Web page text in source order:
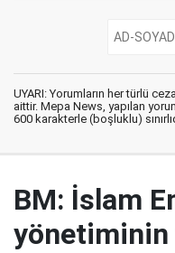
UYARI: Yorumların her türlü
aittir. Mepa News, yapılan
600 karakterle (boşluklu)
BM: İslam
yönetiminin